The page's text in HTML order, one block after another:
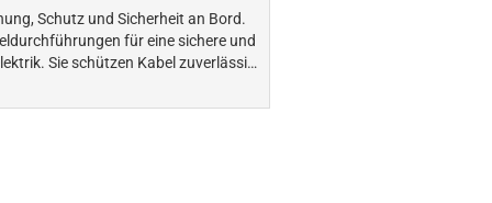
Schutz und Sicherheit an Bord.
für eine sichere und